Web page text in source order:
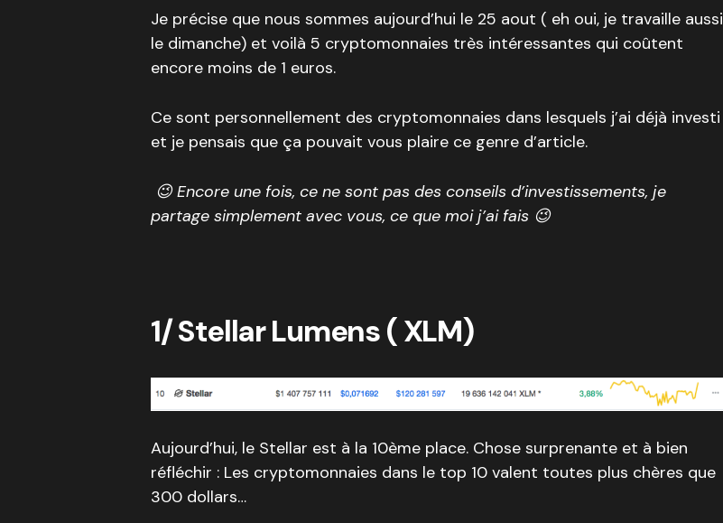
Je précise que nous sommes aujourd’hui le 25 aout ( eh oui, je travaille aussi
le dimanche) et voilà 5 cryptomonnaies très intéressantes qui coûtent
encore moins de 1 euros.
Ce sont personnellement des cryptomonnaies dans lesquels j’ai déjà investi
et je pensais que ça pouvait vous plaire ce genre d’article.
😉 Encore une fois, ce ne sont pas des conseils d’investissements, je
partage simplement avec vous, ce que moi j’ai fais 😉
1/ Stellar Lumens ( XLM)
Aujourd’hui, le Stellar est à la 10ème place. Chose surprenante et à bien
réfléchir : Les cryptomonnaies dans le top 10 valent toutes plus chères que
300 dollars…